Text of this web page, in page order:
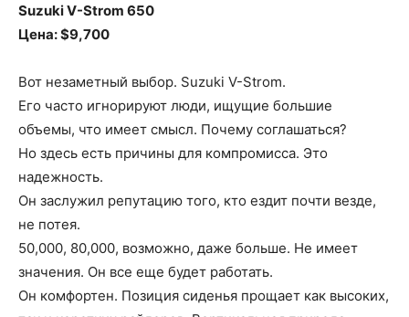
Suzuki V-Strom 650
Цена: $9,700
Вот незаметный выбор. Suzuki V-Strom.
Его часто игнорируют люди, ищущие большие
объемы, что имеет смысл. Почему соглашаться?
Но здесь есть причины для компромисса. Это
надежность.
Он заслужил репутацию того, кто ездит почти везде,
не потея.
50,000, 80,000, возможно, даже больше. Не имеет
значения. Он все еще будет работать.
Он комфортен. Позиция сиденья прощает как высоких,